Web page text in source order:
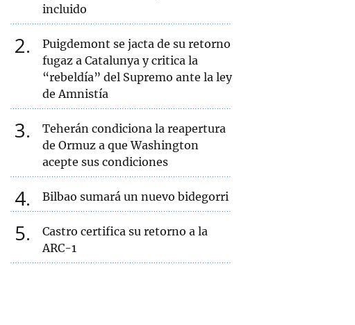
incluido
2
Puigdemont se jacta de su retorno
fugaz a Catalunya y critica la
“rebeldía” del Supremo ante la ley
de Amnistía
3
Teherán condiciona la reapertura
de Ormuz a que Washington
acepte sus condiciones
4 Bilbao sumará un nuevo bidegorri
5
Castro certifica su retorno a la
ARC-1